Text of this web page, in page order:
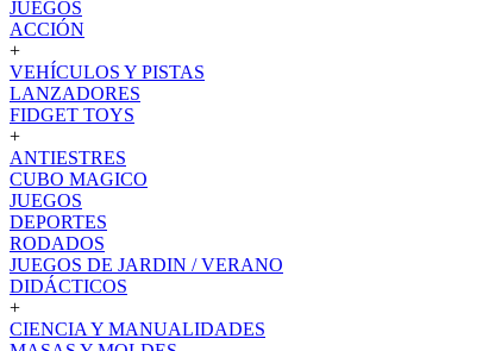
JUEGOS
ACCIÓN
+
VEHÍCULOS Y PISTAS
LANZADORES
FIDGET TOYS
+
ANTIESTRES
CUBO MAGICO
JUEGOS
DEPORTES
RODADOS
JUEGOS DE JARDIN / VERANO
DIDÁCTICOS
+
CIENCIA Y MANUALIDADES